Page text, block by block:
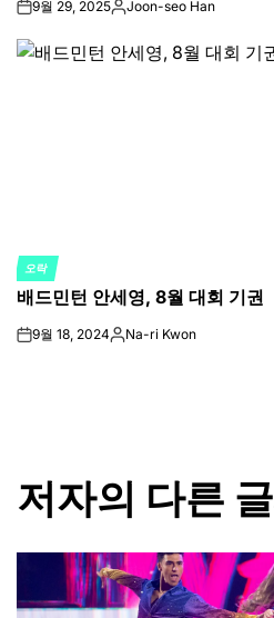
on9월 29, 2025Posted
Joon-seo Han
POSTED
IN
오락
배드민턴 안세영, 8월 대회 기권
on9월 18, 2024Posted
Na-ri Kwon
저자의 다른 글